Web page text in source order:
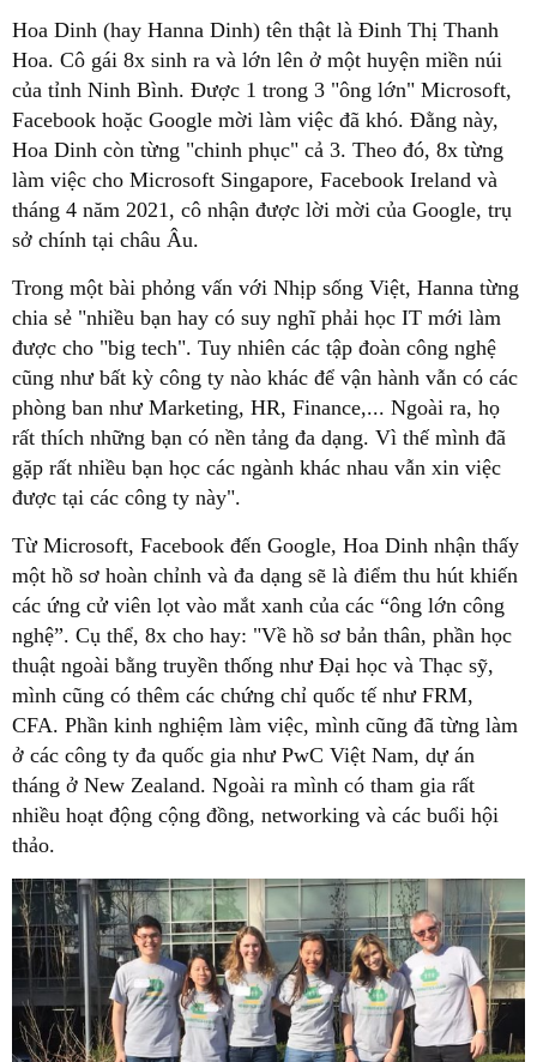
Hoa Dinh (hay Hanna Dinh) tên thật là Đinh Thị Thanh
Hoa. Cô gái 8x sinh ra và lớn lên ở một huyện miền núi
của tỉnh Ninh Bình. Được 1 trong 3 "ông lớn" Microsoft,
Facebook hoặc Google mời làm việc đã khó. Đằng này,
Hoa Dinh còn từng "chinh phục" cả 3. Theo đó, 8x từng
làm việc cho Microsoft Singapore, Facebook Ireland và
tháng 4 năm 2021, cô nhận được lời mời của Google, trụ
sở chính tại châu Âu.
Trong một bài phỏng vấn với Nhịp sống Việt, Hanna từng
chia sẻ "nhiều bạn hay có suy nghĩ phải học IT mới làm
được cho "big tech". Tuy nhiên các tập đoàn công nghệ
cũng như bất kỳ công ty nào khác để vận hành vẫn có các
phòng ban như Marketing, HR, Finance,... Ngoài ra, họ
rất thích những bạn có nền tảng đa dạng. Vì thế mình đã
gặp rất nhiều bạn học các ngành khác nhau vẫn xin việc
được tại các công ty này".
Từ Microsoft, Facebook đến Google, Hoa Dinh nhận thấy
một hồ sơ hoàn chỉnh và đa dạng sẽ là điểm thu hút khiến
các ứng cử viên lọt vào mắt xanh của các “ông lớn công
nghệ”. Cụ thể, 8x cho hay: "Về hồ sơ bản thân, phần học
thuật ngoài bằng truyền thống như Đại học và Thạc sỹ,
mình cũng có thêm các chứng chỉ quốc tế như FRM,
CFA. Phần kinh nghiệm làm việc, mình cũng đã từng làm
ở các công ty đa quốc gia như PwC Việt Nam, dự án
tháng ở New Zealand. Ngoài ra mình có tham gia rất
nhiều hoạt động cộng đồng, networking và các buổi hội
thảo.